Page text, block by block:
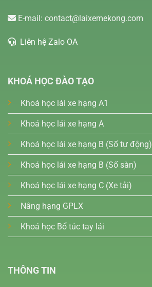
E-mail: contact@laixemekong.com
Liên hệ Zalo OA
KHOÁ HỌC ĐÀO TẠO
Khoá học lái xe hạng A1
Khoá học lái xe hạng A
Khoá học lái xe hạng B (Số tự động)
Khoá học lái xe hạng B (Số sàn)
Khoá học lái xe hạng C (Xe tải)
Nâng hạng GPLX
Khoá học Bổ túc tay lái
THÔNG TIN